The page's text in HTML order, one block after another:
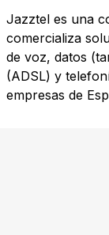
Jazztel es una
comercializa
de voz, datos
(ADSL) y
empresas de